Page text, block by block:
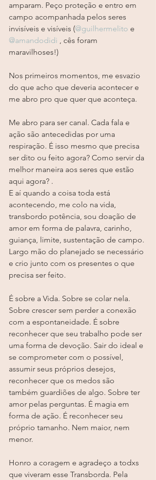
amparam. Peço proteção e entro em
campo acompanhada pelos seres
invisíveis e visíveis (@guilhermelito e
@amandodidi , cês foram
maravilhoses!)
Nos primeiros momentos, me esvazio
do que acho que deveria acontecer e
me abro pro que quer que aconteça.
Me abro para ser canal. Cada fala e
ação são antecedidas por uma
respiração. É isso mesmo que precisa
ser dito ou feito agora? Como servir da
melhor maneira aos seres que estão
aqui agora? .
E aí quando a coisa toda está
acontecendo, me colo na vida,
transbordo potência, sou doação de
amor em forma de palavra, carinho,
guiança, limite, sustentação de campo.
Largo mão do planejado se necessário
e crio junto com os presentes o que
precisa ser feito.
É sobre a Vida. Sobre se colar nela.
Sobre crescer sem perder a conexão
com a espontaneidade. É sobre
reconhecer que seu trabalho pode ser
uma forma de devoção. Sair do ideal e
se comprometer com o possível,
assumir seus próprios desejos,
reconhecer que os medos são
também guardiões de algo. Sobre ter
amor pelas perguntas. É magia em
forma de ação. É reconhecer seu
próprio tamanho. Nem maior, nem
menor.
Honro a coragem e agradeço a todxs
que viveram esse Transborda. Pela